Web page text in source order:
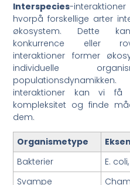
Interspecies-
hvorpå forskellige arter
økosystem. Dette
konkurrence eller
interaktioner former
individuelle
interaktioner kan vi få
kompleksitet og finde
dem.
Organismetype
Bakterier
E.
Svampe